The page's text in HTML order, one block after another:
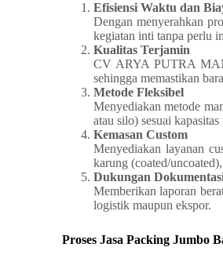
Efisiensi Waktu dan
Dengan menyerahkan
kegiatan inti tanpa perlu
Kualitas Terjamin
CV ARYA PUTRA
sehingga memastikan
Metode Fleksibel
Menyediakan metode
atau silo) sesuai
Kemasan Custom
Menyediakan layanan
karung (coated/
Dukungan
Memberikan laporan
logistik maupun ekspor.
Proses Jasa Packing